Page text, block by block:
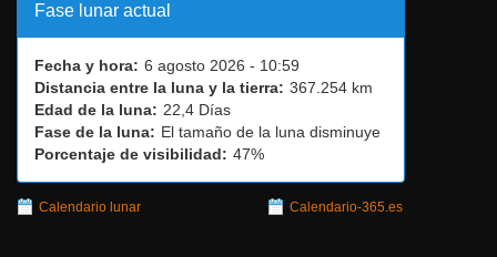
Fase lunar actual
Fecha y hora: 6 agosto 2026 - 10:59
Distancia entre la luna y la tierra: 367.254 km
Edad de la luna: 22,4 Días
Fase de la luna: El tamaño de la luna disminuye
Porcentaje de visibilidad: 47%
Calendario lunar Calendario-365.es